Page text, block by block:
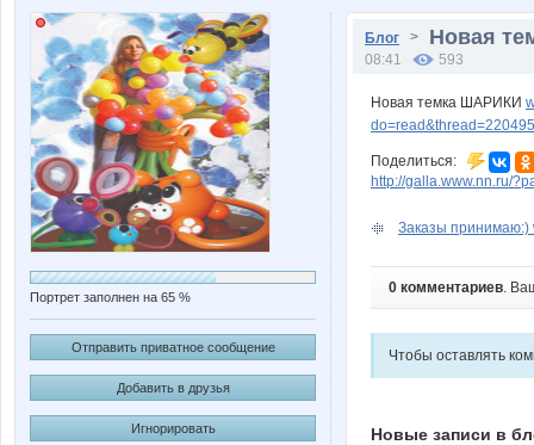
Портрет заполнен на 65 %
Отправить приватное сообщение
Добавить в друзья
Игнорировать
Блог > Новая
08:41 593
Новая темка ШАРИКИ
Поделиться:
http://galla.www.nn.ru/
Заказы принимаю:)
0 комментариев.
Чтобы оставлять
Новые записи в